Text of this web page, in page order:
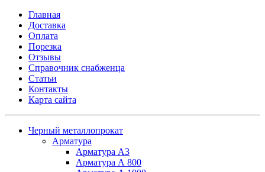
Главная
Доставка
Оплата
Порезка
Отзывы
Справочник снабженца
Статьи
Контакты
Карта сайта
Черный металлопрокат
Арматура
Арматура А3
Арматура А 800